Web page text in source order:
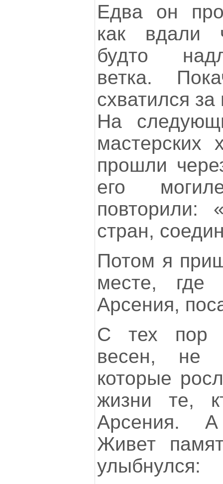
Едва он
как вдали
будто
ветка.
схватился за
На
мастерских
прошли
его
повторили:
стран,
Потом я
месте, где
Арсения,
С тех пор
весен, не
которые
жизни те,
Арсения.
Живет
улыбнулся: